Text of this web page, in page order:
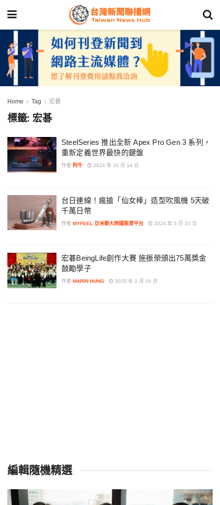
Home Tag 宏碁
標籤:宏碁
SteelSeries 推出全新 Apex Pro Gen 3 系列，
重新定義世界最快的鍵盤
作者 阿牛 2024 年 10 月 14 日
台日連線！瘋搶「仙女棒」造型吹風機 5天破
千萬日幣
作者 MYFEEL 亞洲最大跨國集資平台 2024 年 5 月 21 日
宏碁BeingLife創作大賽 施振榮頒出75萬獎金
鼓勵學子
作者 MARIN HUNG 2020 年 2 月 24 日
編輯隨機精選